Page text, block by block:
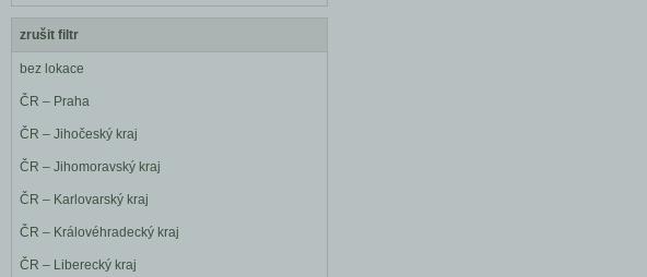
zrušit filtr
bez lokace
ČR – Praha
ČR – Jihočeský kraj
ČR – Jihomoravský kraj
ČR – Karlovarský kraj
ČR – Královéhradecký kraj
ČR – Liberecký kraj